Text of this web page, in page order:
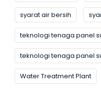
syarat air bersih
teknologi tenaga panel
teknologi tenaga panel
Water Treatment Plant